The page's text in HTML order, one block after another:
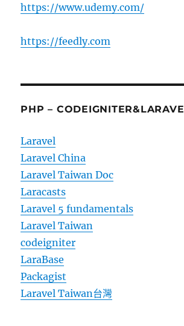
https://www.udemy.com/
https://feedly.com
PHP –
Laravel
Laravel China
Laravel Taiwan Doc
Laracasts
Laravel 5 fundamentals
Laravel Taiwan
codeigniter
LaraBase
Packagist
Laravel Taiwan台灣